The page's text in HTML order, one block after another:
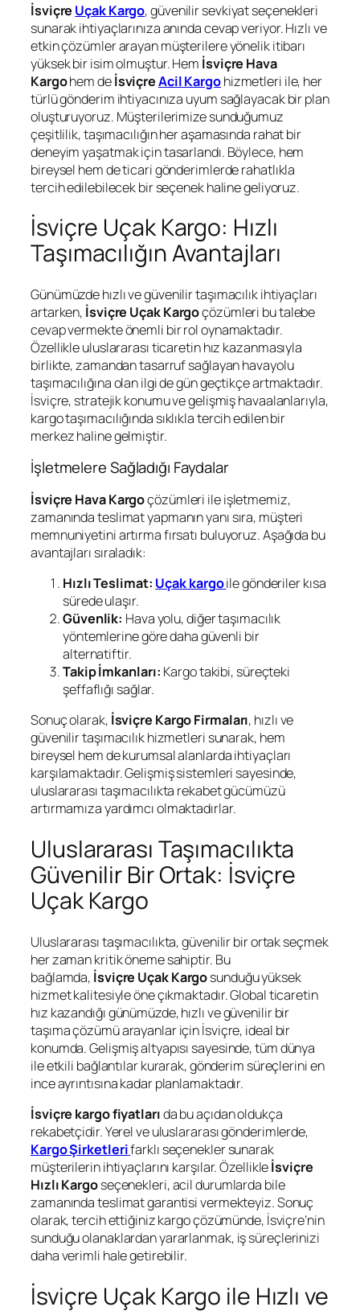
İsviçre Uçak Kargo, güvenilir sevkiyat seçenekleri
sunarak ihtiyaçlarınıza anında cevap veriyor. Hızlı ve
etkin çözümler arayan müşterilere yönelik itibarı
yüksek bir isim olmuştur. Hem İsviçre Hava
Kargohem deİsviçreAcil Kargohizmetleri ile, her
türlü gönderim ihtiyacınıza uyum sağlayacak bir plan
oluşturuyoruz. Müşterilerimize sunduğumuz
çeşitlilik, taşımacılığın her aşamasında rahat bir
deneyim yaşatmak için tasarlandı. Böylece, hem
bireysel hem de ticari gönderimlerde rahatlıkla
tercih edilebilecek bir seçenek haline geliyoruz.
İsviçre Uçak Kargo: Hızlı
Taşımacılığın Avantajları
Günümüzde hızlı ve güvenilir taşımacılık ihtiyaçları
artarken, İsviçre Uçak Kargoçözümleri bu talebe
cevap vermekte önemli bir rol oynamaktadır.
Özellikle uluslararası ticaretin hız kazanmasıyla
birlikte, zamandan tasarruf sağlayan havayolu
taşımacılığına olan ilgi de gün geçtikçe artmaktadır.
İsviçre, stratejik konumu ve gelişmiş havaalanlarıyla,
kargo taşımacılığında sıklıkla tercih edilen bir
merkez haline gelmiştir.
İşletmelere Sağladığı Faydalar
İsviçre Hava Kargoçözümleri ile işletmemiz,
zamanında teslimat yapmanın yanı sıra, müşteri
memnuniyetini artırma fırsatı buluyoruz. Aşağıda bu
avantajları sıraladık:
Hızlı Teslimat: Uçak kargoile gönderiler kısa
sürede ulaşır.
Güvenlik: Hava yolu, diğer taşımacılık
yöntemlerine göre daha güvenli bir
alternatiftir.
Takip İmkanları: Kargo takibi, süreçteki
şeffaflığı sağlar.
Sonuç olarak, İsviçre Kargo Firmaları, hızlı ve
güvenilir taşımacılık hizmetleri sunarak, hem
bireysel hem de kurumsal alanlarda ihtiyaçları
karşılamaktadır. Gelişmiş sistemleri sayesinde,
uluslararası taşımacılıkta rekabet gücümüzü
artırmamıza yardımcı olmaktadırlar.
Uluslararası Taşımacılıkta
Güvenilir Bir Ortak: İsviçre
Uçak Kargo
Uluslararası taşımacılıkta, güvenilir bir ortak seçmek
her zaman kritik öneme sahiptir. Bu
bağlamda, İsviçre Uçak Kargosunduğu yüksek
hizmet kalitesiyle öne çıkmaktadır. Global ticaretin
hız kazandığı günümüzde, hızlı ve güvenilir bir
taşıma çözümü arayanlar için İsviçre, ideal bir
konumda. Gelişmiş altyapısı sayesinde, tüm dünya
ile etkili bağlantılar kurarak, gönderim süreçlerini en
ince ayrıntısına kadar planlamaktadır.
İsviçre kargo fiyatlarıda bu açıdan oldukça
rekabetçidir. Yerel ve uluslararası gönderimlerde,
Kargo Şirketlerifarklı seçenekler sunarak
müşterilerin ihtiyaçlarını karşılar. Özellikleİsviçre
Hızlı Kargoseçenekleri, acil durumlarda bile
zamanında teslimat garantisi vermekteyiz. Sonuç
olarak, tercih ettiğiniz kargo çözümünde, İsviçre’nin
sunduğu olanaklardan yararlanmak, iş süreçlerinizi
daha verimli hale getirebilir.
İsviçre Uçak Kargo ile Hızlı ve